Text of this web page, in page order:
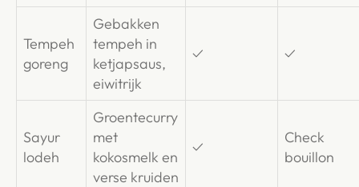
Tempeh
goreng
Gebakken
tempeh in
ketjapsaus,
eiwitrijk
✓ ✓
Sayur
lodeh
Groentecurry
met
kokosmelk en
verse kruiden
✓
Check
bouillon